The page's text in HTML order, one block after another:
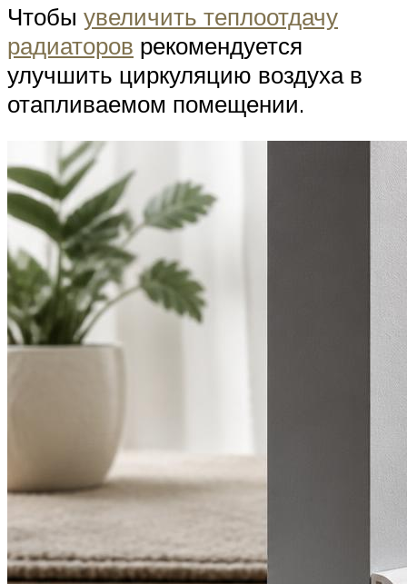
Чтобы увеличить теплоотдачу
радиаторов рекомендуется
улучшить циркуляцию воздуха в
отапливаемом помещении.